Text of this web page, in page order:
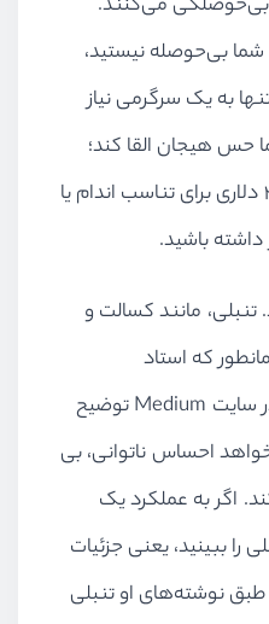
بی‌حوصله نیستید،
به یک سرگرمی نیاز
حس هیجان القا کند؛
ممکن است به برنامه‌ای ۲۵۰ دلاری برای تناسب اندام یا
داشته باشید.
مانند کسالت و
که استاد
روانشناسی Devon Price در سایت Medium توضیح
احساس ناتوانی، بی
اگر به عملکرد یک
ببینید، یعنی جزئیات
طبق نوشته‌های او تنبلی